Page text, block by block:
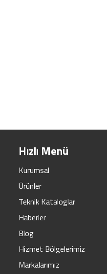
Hızlı Menü
Kurumsal
Ürünler
Teknik Kataloglar
Haberler
Blog
Hizmet Bölgelerimiz
Markalarımız